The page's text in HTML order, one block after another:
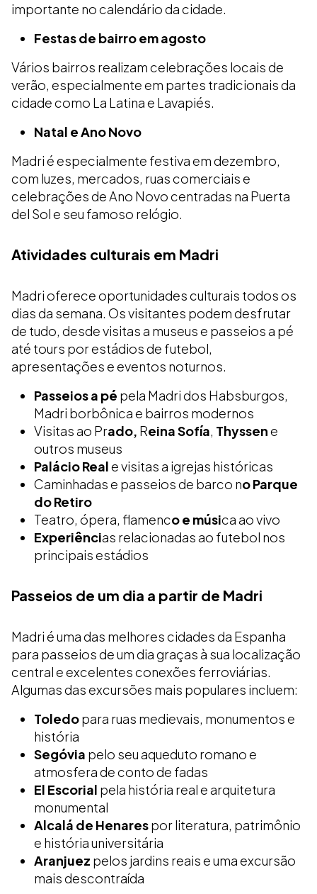
importante no calendário da cidade.
Festas de bairro em agosto
Vários bairros realizam celebrações locais de
verão, especialmente em partes tradicionais da
cidade como La Latina e Lavapiés.
Natal e Ano Novo
Madri é especialmente festiva em dezembro,
com luzes, mercados, ruas comerciais e
celebrações de Ano Novo centradas na Puerta
del Sol e seu famoso relógio.
Atividades culturais em Madri
Madri oferece oportunidades culturais todos os
dias da semana. Os visitantes podem desfrutar
de tudo, desde visitas a museus e passeios a pé
até tours por estádios de futebol,
apresentações e eventos noturnos.
Passeios a pé pela Madri dos Habsburgos,
Madri borbônica e bairros modernos
Visitas ao Prado, Reina Sofía, Thyssene
outros museus
Palácio Reale visitas a igrejas históricas
Caminhadas e passeios de barco no Parque
do Retiro
Teatro, ópera, flamenco e música ao vivo
Experiências relacionadas ao futebol nos
principais estádios
Passeios de um dia a partir de Madri
Madri é uma das melhores cidades da Espanha
para passeios de um dia graças à sua localização
central e excelentes conexões ferroviárias.
Algumas das excursões mais populares incluem:
Toledopara ruas medievais, monumentos e
história
Segóvia pelo seu aqueduto romano e
atmosfera de conto de fadas
El Escorial pela história real e arquitetura
monumental
Alcalá de Henarespor literatura, patrimônio
e história universitária
Aranjuez pelos jardins reais e uma excursão
mais descontraída